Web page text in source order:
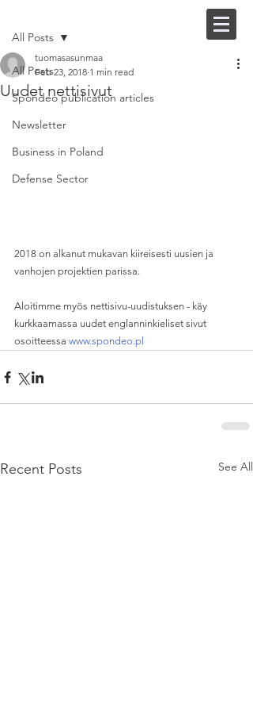
All Posts
Spondeo publication articles
Newsletter
Business in Poland
Defense Sector
All Posts
Uudet nettisivut
tuomasasunmaa
Feb 23, 2018 1 min read
2018 on alkanut mukavan kiireisesti uusien ja
vanhojen projektien parissa.
Aloitimme myös nettisivu-uudistuksen - käy
kurkkaamassa uudet englanninkieliset sivut
osoitteessa www.spondeo.pl
Recent Posts See All